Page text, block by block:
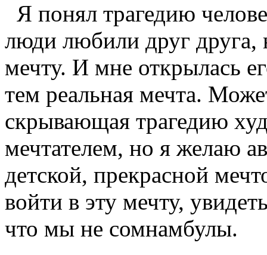
Я понял трагедию
люди любили друг друга,
мечту. И мне открылась
тем реальная мечта.
скрывающая трагедию
мечтателем, но я желаю
детской, прекрасной
войти в эту мечту,
что мы не сомнамбулы.